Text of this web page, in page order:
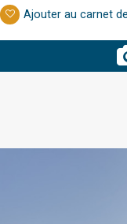
Ajouter au carnet